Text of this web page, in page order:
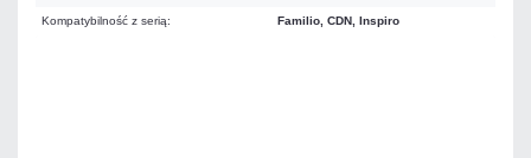
Kompatybilność z serią: Familio, CDN, Inspiro